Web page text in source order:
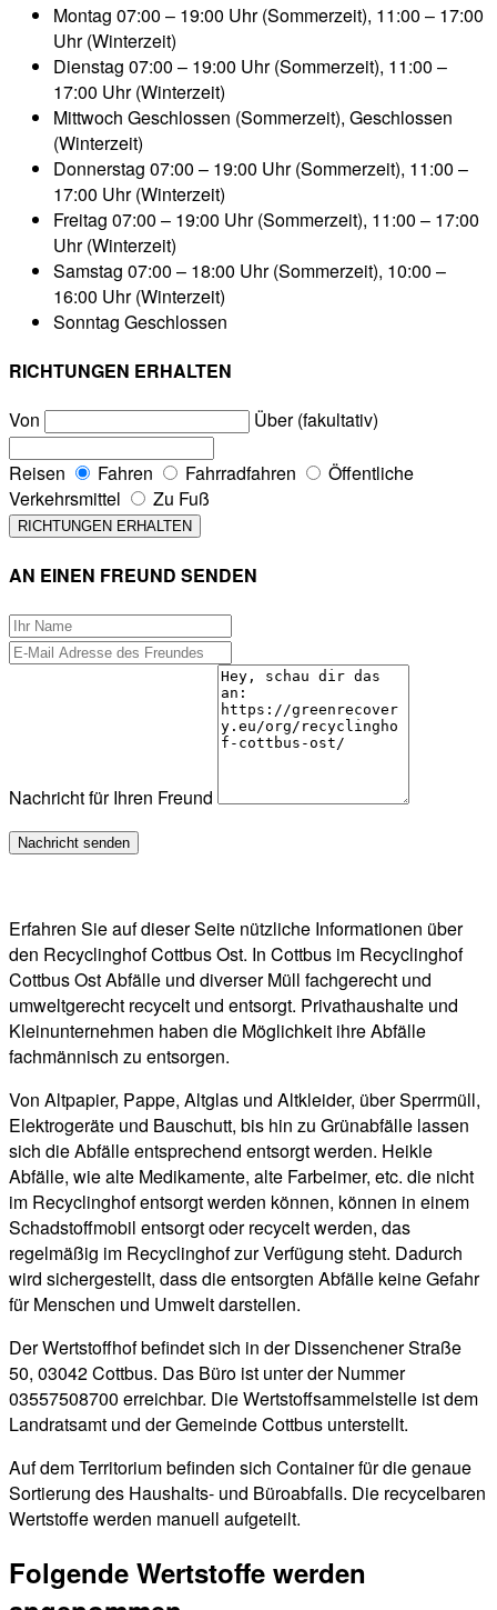
Montag 07:00 – 19:00 Uhr (Sommerzeit), 11:00 – 17:00
Uhr (Winterzeit)
Dienstag 07:00 – 19:00 Uhr (Sommerzeit), 11:00 –
17:00 Uhr (Winterzeit)
Mittwoch Geschlossen (Sommerzeit), Geschlossen
(Winterzeit)
Donnerstag 07:00 – 19:00 Uhr (Sommerzeit), 11:00 –
17:00 Uhr (Winterzeit)
Freitag 07:00 – 19:00 Uhr (Sommerzeit), 11:00 – 17:00
Uhr (Winterzeit)
Samstag 07:00 – 18:00 Uhr (Sommerzeit), 10:00 –
16:00 Uhr (Winterzeit)
Sonntag Geschlossen
RICHTUNGEN ERHALTEN
Von
Über (fakultativ)
Reisen Fahren Fahrradfahren
Öffentliche
Verkehrsmittel
Zu Fuß
AN EINEN FREUND SENDEN
Nachricht für Ihren Freund
Erfahren Sie auf dieser Seite nützliche Informationen über
den Recyclinghof Cottbus Ost. In Cottbus im Recyclinghof
Cottbus Ost Abfälle und diverser Müll fachgerecht und
umweltgerecht recycelt und entsorgt. Privathaushalte und
Kleinunternehmen haben die Möglichkeit ihre Abfälle
fachmännisch zu entsorgen.
Von Altpapier, Pappe, Altglas und Altkleider, über Sperrmüll,
Elektrogeräte und Bauschutt, bis hin zu Grünabfälle lassen
sich die Abfälle entsprechend entsorgt werden. Heikle
Abfälle, wie alte Medikamente, alte Farbeimer, etc. die nicht
im Recyclinghof entsorgt werden können, können in einem
Schadstoffmobil entsorgt oder recycelt werden, das
regelmäßig im Recyclinghof zur Verfügung steht. Dadurch
wird sichergestellt, dass die entsorgten Abfälle keine Gefahr
für Menschen und Umwelt darstellen.
Der Wertstoffhof befindet sich in der Dissenchener Straße
50, 03042 Cottbus. Das Büro ist unter der Nummer
03557508700 erreichbar. Die Wertstoffsammelstelle ist dem
Landratsamt und der Gemeinde Cottbus unterstellt.
Auf dem Territorium befinden sich Container für die genaue
Sortierung des Haushalts- und Büroabfalls. Die recycelbaren
Wertstoffe werden manuell aufgeteilt.
Folgende Wertstoffe werden